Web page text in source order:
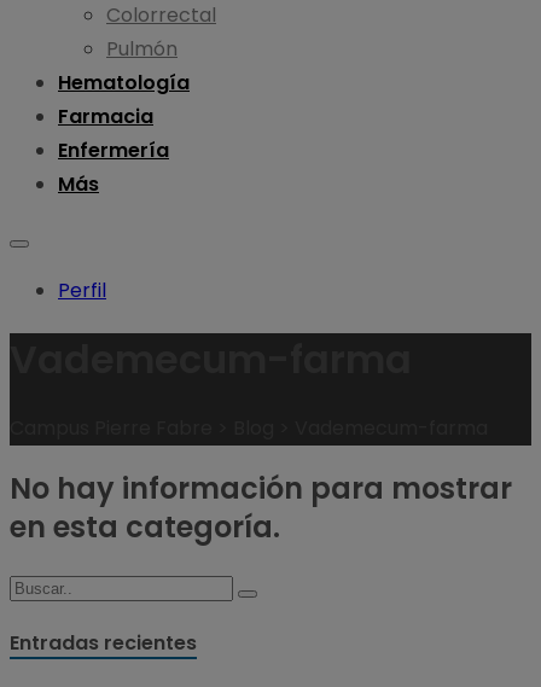
Colorrectal
Pulmón
Hematología
Farmacia
Enfermería
Más
Perfil
No hay información para mostrar
en esta categoría.
Entradas recientes